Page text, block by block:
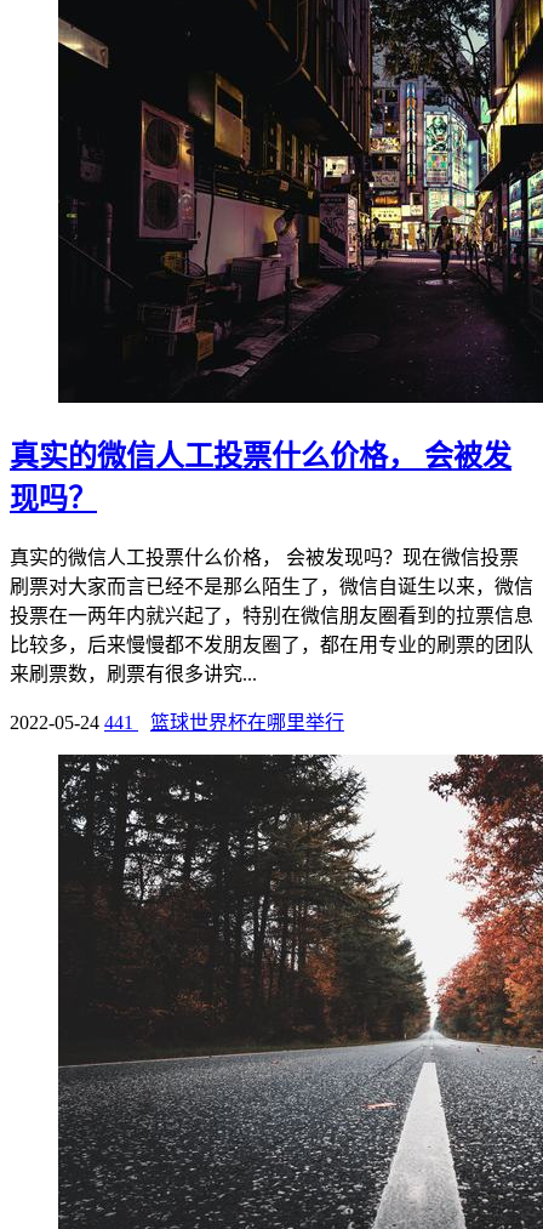
真实的微信人工投票什么价格， 会被发
现吗？
真实的微信人工投票什么价格， 会被发现吗？现在微信投票
刷票对大家而言已经不是那么陌生了，微信自诞生以来，微信
投票在一两年内就兴起了，特别在微信朋友圈看到的拉票信息
比较多，后来慢慢都不发朋友圈了，都在用专业的刷票的团队
来刷票数，刷票有很多讲究...
2022-05-24 441 篮球世界杯在哪里举行